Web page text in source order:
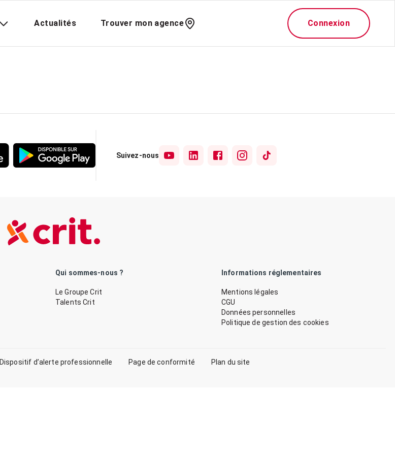
Actualités Trouver mon agence Connexion
Suivez-nous
Qui sommes-nous ?
Le Groupe Crit
Talents Crit
Informations réglementaires
Mentions légales
CGU
Données personnelles
Politique de gestion des cookies
Dispositif d’alerte professionnelle Page de conformité Plan du site